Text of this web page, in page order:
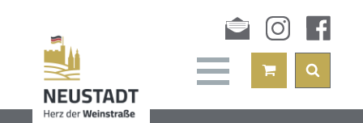
Newsletterinstagramfacebook